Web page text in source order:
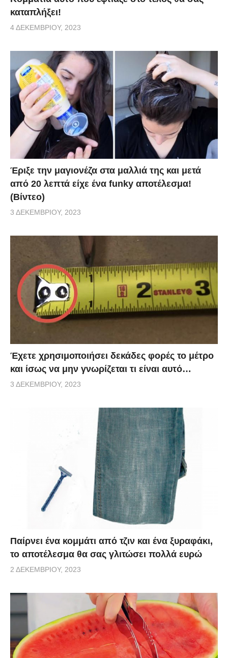
καταπλήξει!
4 ΔΕΚΕΜΒΡΊΟΥ, 2023
Έριξε την μαγιονέζα στα μαλλιά της και μετά
από 20 λεπτά είχε ένα funky αποτέλεσμα!
(Βίντεο)
3 ΔΕΚΕΜΒΡΊΟΥ, 2023
Έχετε χρησιμοποιήσει δεκάδες φορές το μέτρο
και ίσως να μην γνωρίζεται τι είναι αυτό…
3 ΔΕΚΕΜΒΡΊΟΥ, 2023
Παίρνει ένα κομμάτι από τζιν και ένα ξυραφάκι,
το αποτέλεσμα θα σας γλιτώσει πολλά ευρώ
2 ΔΕΚΕΜΒΡΊΟΥ, 2023